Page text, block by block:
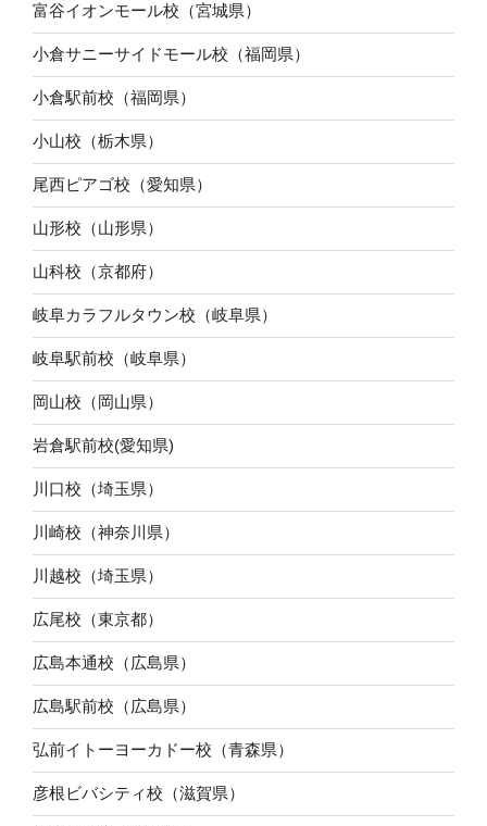
富谷イオンモール校（宮城県）
小倉サニーサイドモール校（福岡県）
小倉駅前校（福岡県）
小山校（栃木県）
尾西ピアゴ校（愛知県）
山形校（山形県）
山科校（京都府）
岐阜カラフルタウン校（岐阜県）
岐阜駅前校（岐阜県）
岡山校（岡山県）
岩倉駅前校(愛知県)
川口校（埼玉県）
川崎校（神奈川県）
川越校（埼玉県）
広尾校（東京都）
広島本通校（広島県）
広島駅前校（広島県）
弘前イトーヨーカドー校（青森県）
彦根ビバシティ校（滋賀県）